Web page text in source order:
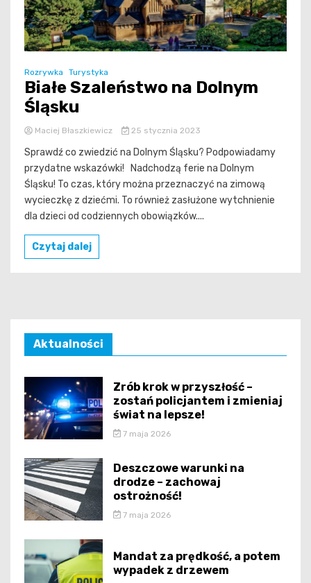
Rozrywka Turystyka
Białe Szaleństwo na Dolnym
Śląsku
Maciej Błaszkiewicz 25 stycznia 2023
Sprawdź co zwiedzić na Dolnym Śląsku? Podpowiadamy
przydatne wskazówki! Nadchodzą ferie na Dolnym
Śląsku! To czas, który można przeznaczyć na zimową
wycieczkę z dziećmi. To również zasłużone wytchnienie
dla dzieci od codziennych obowiązków....
Czytaj dalej
Aktualności
Zrób krok w przyszłość –
zostań policjantem i zmieniaj
świat na lepsze!
7 maja 2026
Deszczowe warunki na
drodze – zachowaj
ostrożność!
7 maja 2026
Mandat za prędkość, a potem
wypadek z drzewem